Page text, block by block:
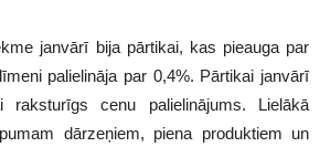
janvārī bija pārtikai, kas pieauga par
palielināja par 0,4%. Pārtikai janvārī
raksturīgs cenu palielinājums. Lielākā
dārzeņiem, piena produktiem un